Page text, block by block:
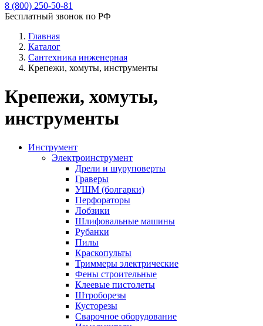
8 (800) 250-50-81
Бесплатный звонок по РФ
Главная
Каталог
Сантехника инженерная
Крепежи, хомуты, инструменты
Крепежи, хомуты,
инструменты
Инструмент
Электроинструмент
Дрели и шуруповерты
Граверы
УШМ (болгарки)
Перфораторы
Лобзики
Шлифовальные машины
Рубанки
Пилы
Краскопульты
Триммеры электрические
Фены строительные
Клеевые пистолеты
Штроборезы
Кусторезы
Сварочное оборудование